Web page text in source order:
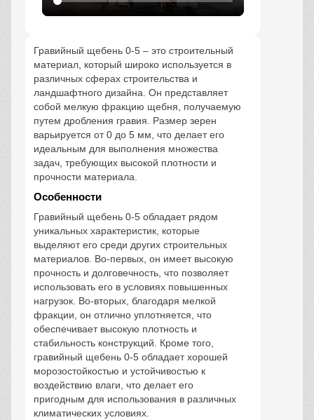
Гравийный щебень 0-5 – это строительный
материал, который широко используется в
различных сферах строительства и
ландшафтного дизайна. Он представляет
собой мелкую фракцию щебня, получаемую
путем дробления гравия. Размер зерен
варьируется от 0 до 5 мм, что делает его
идеальным для выполнения множества
задач, требующих высокой плотности и
прочности материала.
Особенности
Гравийный щебень 0-5 обладает рядом
уникальных характеристик, которые
выделяют его среди других строительных
материалов. Во-первых, он имеет высокую
прочность и долговечность, что позволяет
использовать его в условиях повышенных
нагрузок. Во-вторых, благодаря мелкой
фракции, он отлично уплотняется, что
обеспечивает высокую плотность и
стабильность конструкций. Кроме того,
гравийный щебень 0-5 обладает хорошей
морозостойкостью и устойчивостью к
воздействию влаги, что делает его
пригодным для использования в различных
климатических условиях.